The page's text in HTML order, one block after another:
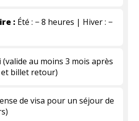
: Été : − 8 heures | Hiver : −
(valide au moins 3 mois après
billet retour)
de visa pour un séjour de